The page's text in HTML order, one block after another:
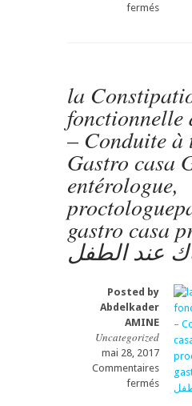
ferméssur
gastro
casa
hepato
casa
la
fonctionnelle
– Conduite à
Gastro casa
entérologue,
gastro casa
عند الطفل
Posted by
Abdelkader
AMINE
Uncategorized
mai 28, 2017
Commentaires
ferméssur